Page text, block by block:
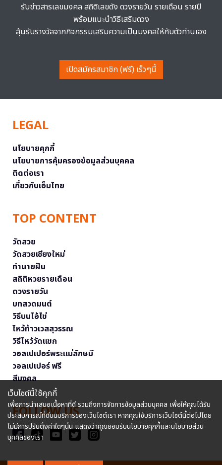
รับข่าวสารเลขมงคล สถิติเลขดัง ดวงรายวัน รายเดือน รายปี
พร้อมแนะนำวิธีเสริมดวง
ลุ้นรับรางวัลจากกิจกรรมเสริมความเป็นมงคลให้กับตัวท่านเอง
เปิดสมัครสมาชิก (ฟรี) เร็วๆนี้
LEGAL
นโยบายคุกกี้
นโยบายการคุ้มครองข้อมูลส่วนบุคคล
ติดต่อเรา
เกี่ยวกับเอ็มไทย
TOP CONTENT
วัดสวย
วัดสวยเชียงใหม่
ทำนายฝัน
สถิติหวยรายเดือน
ดวงรายวัน
บทสวดมนต์
วิธีบนไอ้ไข่
ไหว้ท้าวเวสสุวรรณ
วิธีไหว้วัดแขก
วอลเปเปอร์พระแม่ลักษมี
วอลเปเปอร์ ฟรี
สีมงคล
FOLLOW US
เว็บไซต์นี้ใช้คุกกี้
เพื่อการนำเสนอเนื้อหาที่ดี รวมถึงการจัดการข้อมูลส่วนบุคคล เพื่อให้คุณได้รับ
ประสบการณ์ที่ดีบนบริการของเว็บไซต์เรา หากคุณใช้บริการเว็บไซต์นี้ต่อไปโดย
ไม่มีการปรับตั้งค่าใดๆนั้น แสดงว่าคุณยอมรับนโยบายคุกกี้และนโยบายส่วน
บุคคลของเรา